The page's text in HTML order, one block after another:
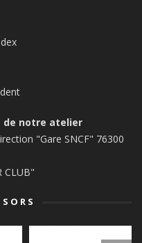
de notre atelier
"Gare SNCF" 76300
CLUB"